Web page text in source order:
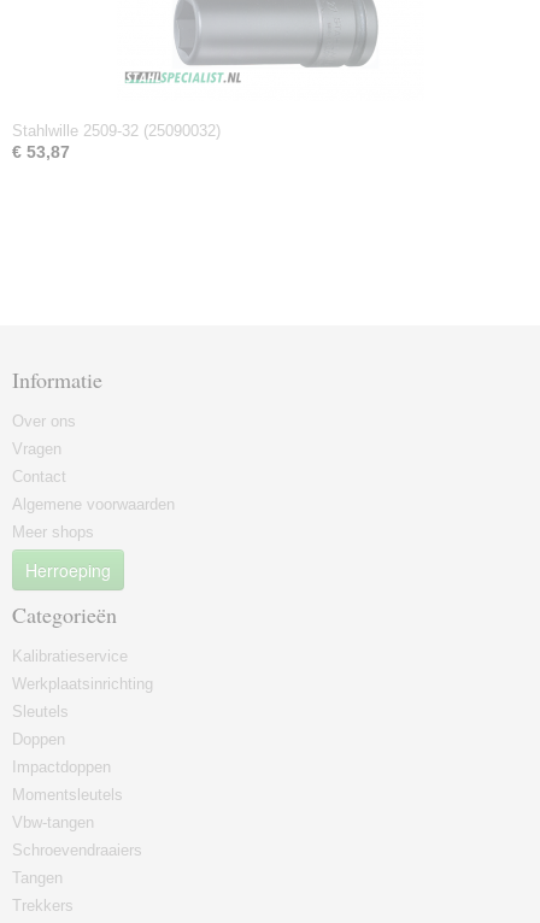
Stahlwille 2509-32 (25090032)
€ 53,87
Informatie
Over ons
Vragen
Contact
Algemene voorwaarden
Meer shops
Herroeping
Categorieën
Kalibratieservice
Werkplaatsinrichting
Sleutels
Doppen
Impactdoppen
Momentsleutels
Vbw-tangen
Schroevendraaiers
Tangen
Trekkers